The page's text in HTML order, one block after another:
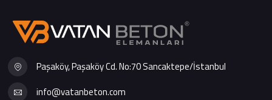
Paşaköy, Paşaköy Cd. No:70 Sancaktepe/İstanbul
info@vatanbeton.com